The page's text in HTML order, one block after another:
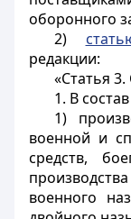
оборонного
2)
редакции:
«Статья
1. В
1)
военной и
средств,
военного